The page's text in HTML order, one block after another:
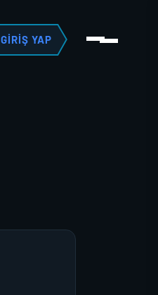
GIRIŞ YAP